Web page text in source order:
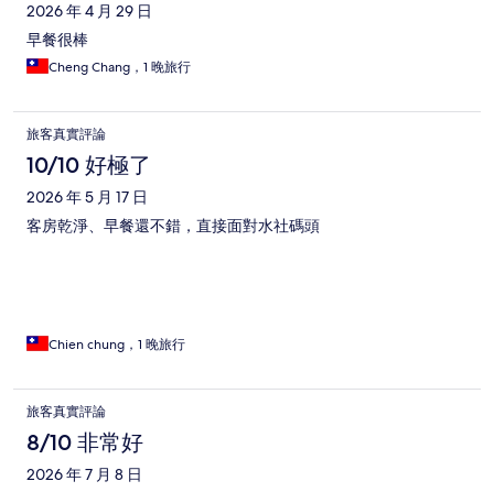
2026 年 4 月 29 日
早餐很棒
Cheng Chang，1 晚旅行
旅客真實評論
10/10 好極了
2026 年 5 月 17 日
客房乾淨、早餐還不錯，直接面對水社碼頭
Chien chung，1 晚旅行
旅客真實評論
8/10 非常好
2026 年 7 月 8 日